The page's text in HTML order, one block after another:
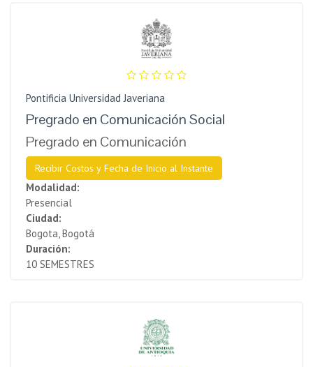
Pontificia Universidad Javeriana
Pregrado en Comunicación Social
Pregrado en Comunicación
Recibir Costos y Fecha de Inicio al Instante
Modalidad:
Presencial
Ciudad:
Bogota, Bogotá
Duración:
10 SEMESTRES